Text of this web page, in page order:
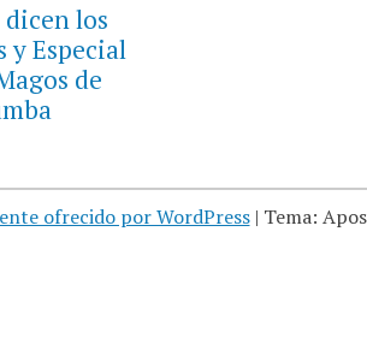
los
y Especial
de
ofrecido por WordPress | Tema: